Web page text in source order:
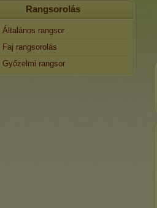
Rangsorolás
Általános rangsor
Faj rangsorolás
Győzelmi rangsor